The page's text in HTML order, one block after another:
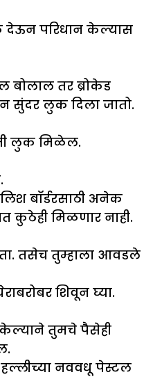
देऊन परिधान केल्यास
बोलाल तर ब्रोकेड
सुंदर लुक दिला जातो.
लुक मिळेल.
बॉर्डरसाठी अनेक
कुठेही मिळणार नाही.
तसेच तुम्हाला आवडले
शिवून घ्या.
केल्याने तुमचे पैसेही
नववधू पेस्टल